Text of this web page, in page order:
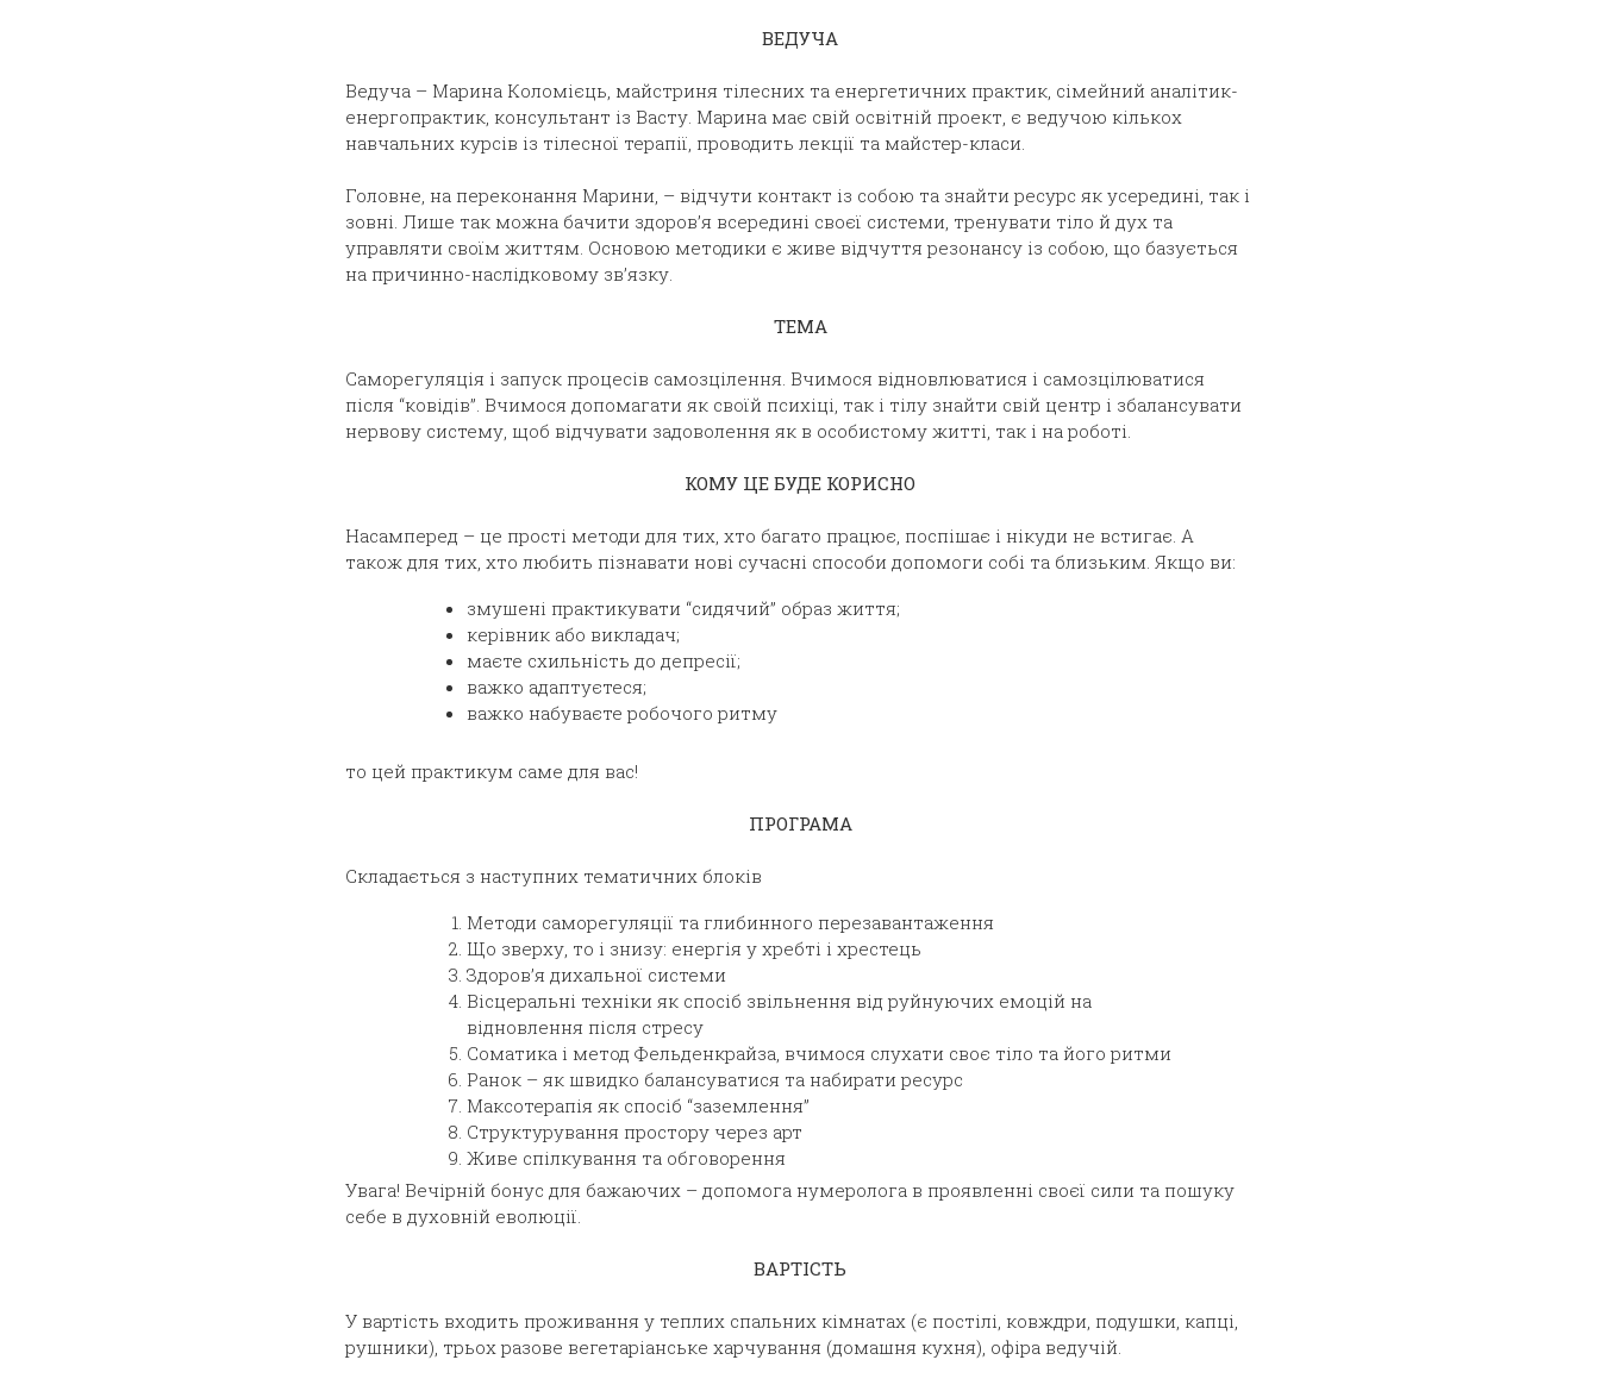
ВЕДУЧА
Ведуча – Марина Коломієць, майстриня тілесних та енергетичних практик, сімейний аналітик-
енергопрактик, консультант із Васту. Марина має свій освітній проект, є ведучою кількох
навчальних курсів із тілесної терапії, проводить лекції та майстер-класи.
Головне, на переконання Марини, – відчути контакт із собою та знайти ресурс як усередині, так і
зовні. Лише так можна бачити здоров’я всередині своєї системи, тренувати тіло й дух та
управляти своїм життям. Основою методики є живе відчуття резонансу із собою, що базується
на причинно-наслідковому зв’язку.
ТЕМА
Саморегуляція і запуск процесів самозцілення. Вчимося відновлюватися і самозцілюватися
після “ковідів”. Вчимося допомагати як своїй психіці, так і тілу знайти свій центр і збалансувати
нервову систему, щоб відчувати задоволення як в особистому житті, так і на роботі.
КОМУ ЦЕ БУДЕ КОРИСНО
Насамперед – це прості методи для тих, хто багато працює, поспішає і нікуди не встигає. А
також для тих, хто любить пізнавати нові сучасні способи допомоги собі та близьким. Якщо ви:
змушені практикувати “сидячий” образ життя;
керівник або викладач;
маєте схильність до депресії;
важко адаптуєтеся;
важко набуваєте робочого ритму
то цей практикум саме для вас!
ПРОГРАМА
Складається з наступних тематичних блоків
Методи саморегуляції та глибинного перезавантаження
Що зверху, то і знизу: енергія у хребті і хрестець
Здоров’я дихальної системи
Вісцеральні техніки як спосіб звільнення від руйнуючих емоцій на
відновлення після стресу
Соматика і метод Фельденкрайза, вчимося слухати своє тіло та його ритми
Ранок – як швидко балансуватися та набирати ресурс
Максотерапія як спосіб “заземлення”
Структурування простору через арт
Живе спілкування та обговорення
Увага! Вечірній бонус для бажаючих – допомога нумеролога в проявленні своєї сили та пошуку
себе в духовній еволюції.
ВАРТІСТЬ
У вартість входить проживання у теплих спальних кімнатах (є постілі, ковждри, подушки, капці,
рушники), трьох разове вегетаріанське харчування (домашня кухня), офіра ведучій.